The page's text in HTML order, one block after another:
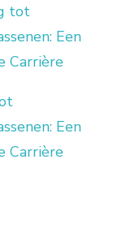
tot
Een
Carrière
Een
Carrière